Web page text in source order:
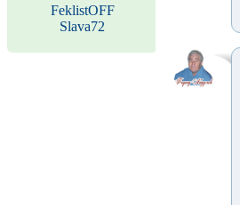
FeklistOFF
Slava72